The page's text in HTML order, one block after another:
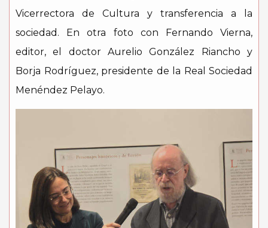
Vicerrectora de Cultura y transferencia a la
sociedad. En otra foto con Fernando Vierna,
editor, el doctor Aurelio González Riancho y
Borja Rodríguez, presidente de la Real Sociedad
Menéndez Pelayo.